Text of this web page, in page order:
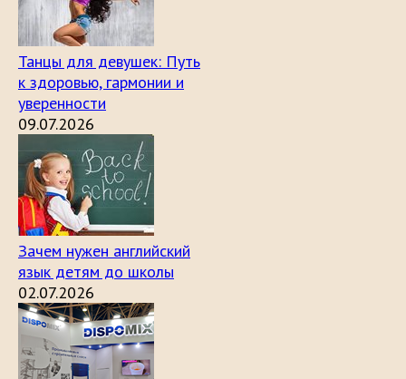
Танцы для девушек: Путь
к здоровью, гармонии и
уверенности
09.07.2026
Зачем нужен английский
язык детям до школы
02.07.2026